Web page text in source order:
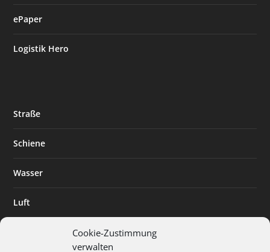
Cookie-Zustimmung
verwalten
ePaper
Logistik Hero
Straße
Schiene
Wasser
Luft